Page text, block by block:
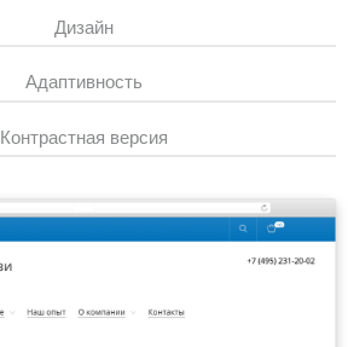
Дизайн
Адаптивность
Контрастная версия